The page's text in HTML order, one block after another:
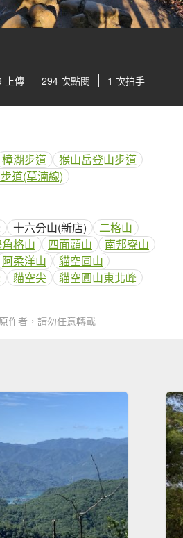
上傳 294 次點閱 1 次拍手
樟湖步道
猴山岳登山步道
道(草湳線)
十六分山(新店)
二格山
格山 四面頭山
南邦寮山
阿柔洋山
貓空圓山
貓空尖
貓空圓山東北峰
作者，請勿任意轉載